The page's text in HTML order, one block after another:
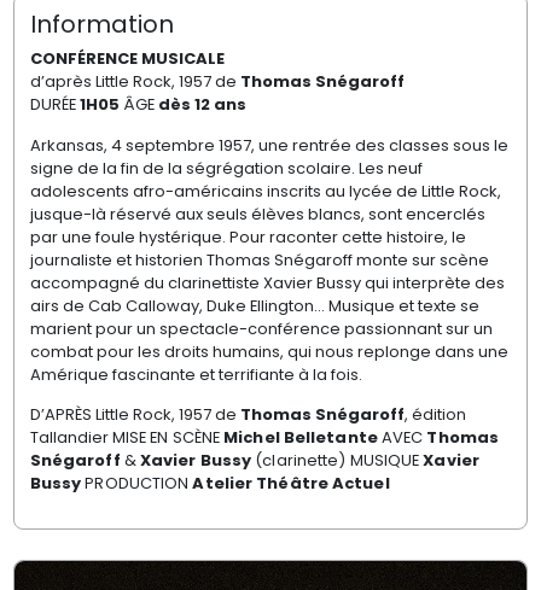
Information
CONFÉRENCE MUSICALE
d’après Little Rock, 1957 de Thomas Snégaroff
DURÉE1H05 ÂGE dès 12 ans
Arkansas, 4 septembre 1957, une rentrée des classes sous le
signe de la fin de la ségrégation scolaire. Les neuf
adolescents afro-américains inscrits au lycée de Little Rock,
jusque-là réservé aux seuls élèves blancs, sont encerclés
par une foule hystérique. Pour raconter cette histoire, le
journaliste et historien Thomas Snégaroff monte sur scène
accompagné du clarinettiste Xavier Bussy qui interprète des
airs de Cab Calloway, Duke Ellington... Musique et texte se
marient pour un spectacle-conférence passionnant sur un
combat pour les droits humains, qui nous replonge dans une
Amérique fascinante et terrifiante à la fois.
D’APRÈS Little Rock, 1957 de Thomas Snégaroff, édition
TallandierMISE EN SCÈNE Michel BelletanteAVEC Thomas
Snégaroff &Xavier Bussy (clarinette) MUSIQUEXavier
BussyPRODUCTIONAtelier Théâtre Actuel